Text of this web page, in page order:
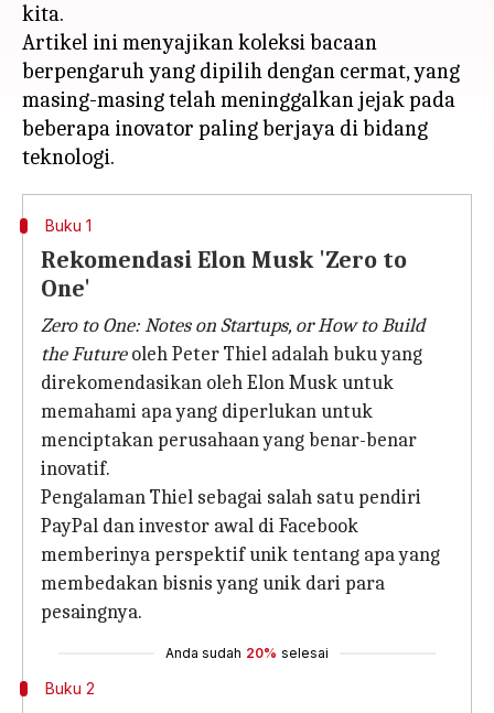
kita.
Artikel ini menyajikan koleksi bacaan
berpengaruh yang dipilih dengan cermat, yang
masing-masing telah meninggalkan jejak pada
beberapa inovator paling berjaya di bidang
Buku 1
Rekomendasi Elon Musk 'Zero to
One'
Zero to One: Notes on Startups, or How to Build
the Futureoleh Peter Thiel adalah buku yang
direkomendasikan oleh Elon Musk untuk
memahami apa yang diperlukan untuk
menciptakan perusahaan yang benar-benar
inovatif.
Pengalaman Thiel sebagai salah satu pendiri
PayPal dan investor awal di Facebook
memberinya perspektif unik tentang apa yang
membedakan bisnis yang unik dari para
pesaingnya.
Anda sudah 20% selesai
Buku 2